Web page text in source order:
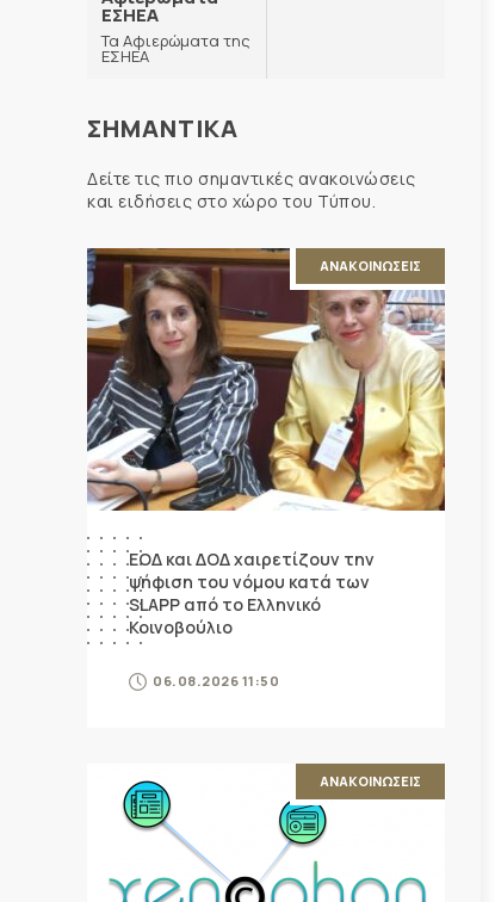
ΕΣΗΕΑ
Τα Αφιερώματα της
ΕΣΗΕΑ
ΣΗΜΑΝΤΙΚΑ
Δείτε τις πιο σημαντικές ανακοινώσεις
και ειδήσεις στο χώρο του Τύπου.
ΑΝΑΚΟΙΝΩΣΕΙΣ
ΕΟΔ και ΔΟΔ χαιρετίζουν την
ψήφιση του νόμου κατά των
SLAPP από το Ελληνικό
Κοινοβούλιο
06.08.2026 11:50
ΑΝΑΚΟΙΝΩΣΕΙΣ